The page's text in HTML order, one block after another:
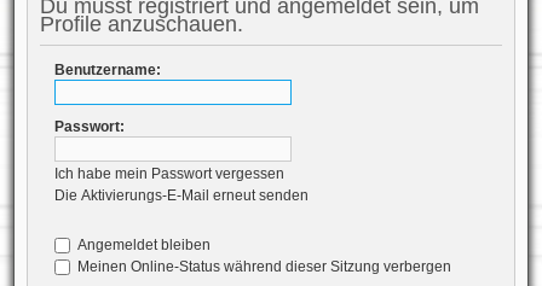
Du musst registriert und angemeldet sein, um
Profile anzuschauen.
Benutzername:
Passwort:
Ich habe mein Passwort vergessen
Die Aktivierungs-E-Mail erneut senden
Angemeldet bleiben
Meinen Online-Status während dieser Sitzung verbergen